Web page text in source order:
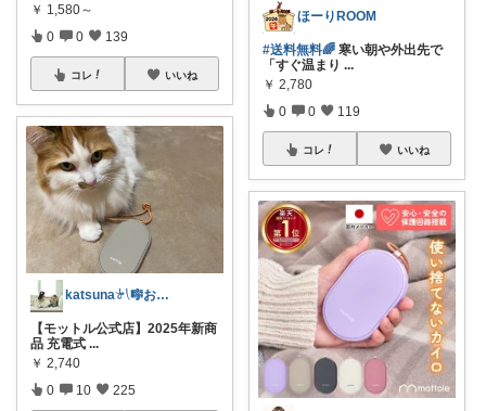
￥ 1,580～
0 0 139
コレ いいね
katsuna𓍯🎼お返事遅れます🐢
【モットル公式店】2025年新商
品 充電式 ...
￥ 2,740
0 10 225
ほーりROOM
#送料無料🌈 寒い朝や外出先で
「すぐ温まり ...
￥ 2,780
0 0 119
コレ いいね